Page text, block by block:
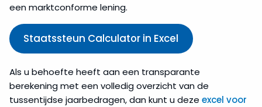
een marktconforme lening.
Staatssteun Calculator in Excel
Als u behoefte heeft aan een transparante
berekening met een volledig overzicht van de
tussentijdse jaarbedragen, dan kunt u deze excel voor